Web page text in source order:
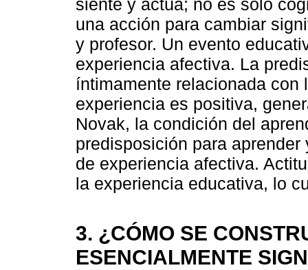
siente y actúa; no es sólo
una acción para cambiar
y profesor. Un evento
experiencia afectiva. La
íntimamente relacionada
experiencia es positiva,
Novak, la condición del
predisposición para
de experiencia afectiva.
la experiencia educativa, lo
3. ¿CÓMO SE
ESENCIALMENTE